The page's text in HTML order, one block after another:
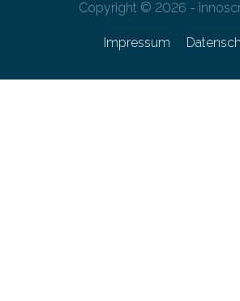
Copyright © 2026 -
Impressum